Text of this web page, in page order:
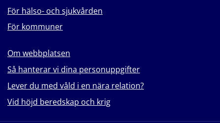
För hälso- och sjukvården
För kommuner
Om webbplatsen
Så hanterar vi dina personuppgifter
Lever du med våld i en nära relation?
Vid höjd beredskap och krig